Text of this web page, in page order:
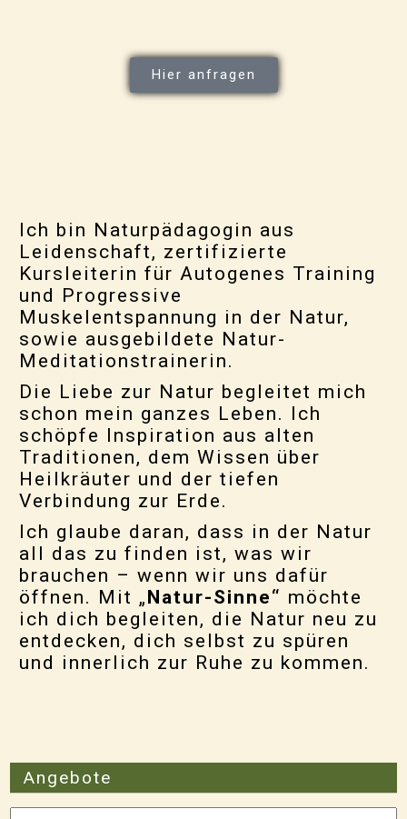
Hier anfragen
Ich bin Naturpädagogin aus
Leidenschaft, zertifizierte
Kursleiterin für Autogenes Training
und Progressive
Muskelentspannung in der Natur,
sowie ausgebildete Natur-
Meditationstrainerin.
Die Liebe zur Natur begleitet mich
schon mein ganzes Leben. Ich
schöpfe Inspiration aus alten
Traditionen, dem Wissen über
Heilkräuter und der tiefen
Verbindung zur Erde.
Ich glaube daran, dass in der Natur
all das zu finden ist, was wir
brauchen – wenn wir uns dafür
öffnen. Mit „Natur-Sinne“ möchte
ich dich begleiten, die Natur neu zu
entdecken, dich selbst zu spüren
und innerlich zur Ruhe zu kommen.
Angebote